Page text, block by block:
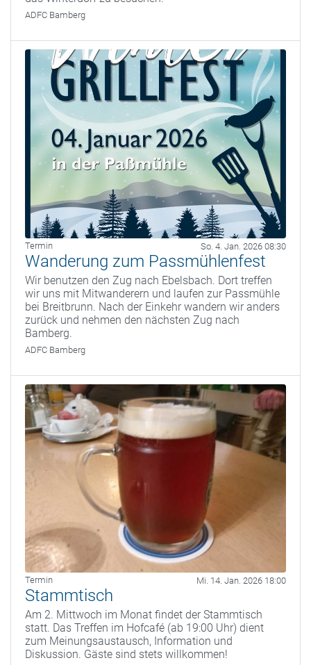
ADFC Bamberg
Termin So. 4. Jan. 2026 08:30
Wanderung zum Passmühlenfest
Wir benutzen den Zug nach Ebelsbach. Dort treffen
wir uns mit Mitwanderern und laufen zur Passmühle
bei Breitbrunn. Nach der Einkehr wandern wir anders
zurück und nehmen den nächsten Zug nach
Bamberg.
ADFC Bamberg
Termin Mi. 14. Jan. 2026 18:00
Stammtisch
Am 2. Mittwoch im Monat findet der Stammtisch
statt. Das Treffen im Hofcafé (ab 19:00 Uhr) dient
zum Meinungsaustausch, Information und
Diskussion. Gäste sind stets willkommen!